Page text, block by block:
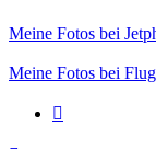
Meine Fotos bei
Meine Fotos bei